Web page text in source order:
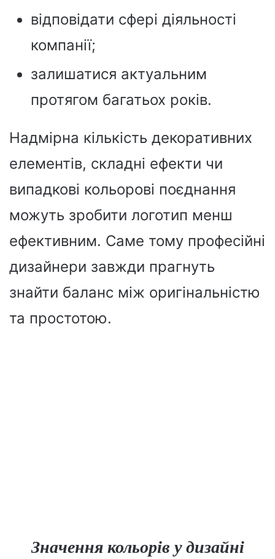
відповідати сфері діяльності
компанії;
залишатися актуальним
протягом багатьох років.
Надмірна кількість декоративних
елементів, складні ефекти чи
випадкові кольорові поєднання
можуть зробити логотип менш
ефективним. Саме тому професійні
дизайнери завжди прагнуть
знайти баланс між оригінальністю
та простотою.
Значення кольорів у дизайні